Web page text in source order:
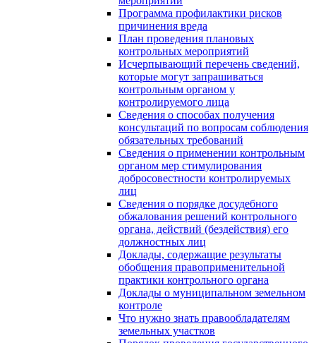
Программа профилактики рисков
причинения вреда
План проведения плановых
контрольных мероприятий
Исчерпывающий перечень сведений,
которые могут запрашиваться
контрольным органом у
контролируемого лица
Сведения о способах получения
консультаций по вопросам соблюдения
обязательных требований
Сведения о применении контрольным
органом мер стимулирования
добросовестности контролируемых
лиц
Сведения о порядке досудебного
обжалования решений контрольного
органа, действий (бездействия) его
должностных лиц
Доклады, содержащие результаты
обобщения правоприменительной
практики контрольного органа
Доклады о муниципальном земельном
контроле
Что нужно знать правообладателям
земельных участков